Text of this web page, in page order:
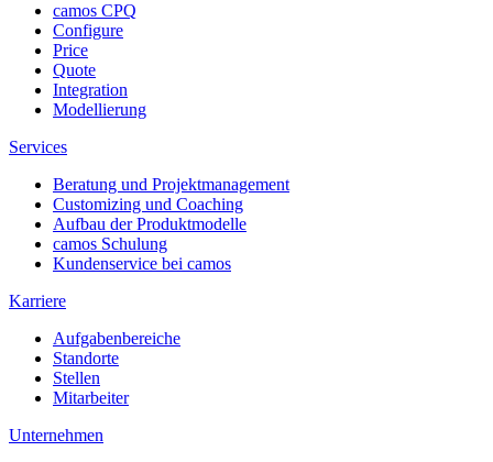
camos CPQ
Configure
Price
Quote
Integration
Modellierung
Services
Beratung und Projektmanagement
Customizing und Coaching
Aufbau der Produktmodelle
camos Schulung
Kundenservice bei camos
Karriere
Aufgabenbereiche
Standorte
Stellen
Mitarbeiter
Unternehmen